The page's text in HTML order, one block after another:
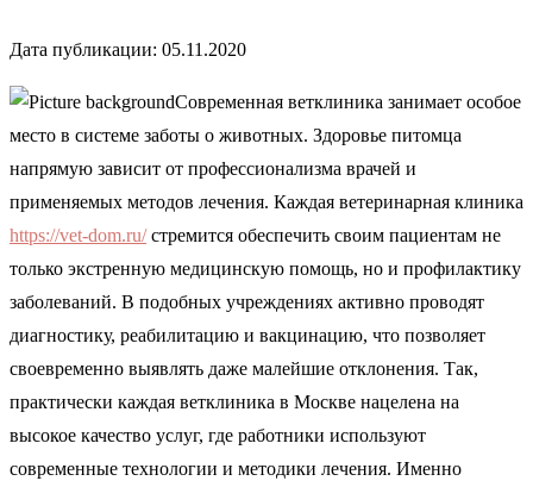
Дата публикации: 05.11.2020
Современная ветклиника занимает особое
место в системе заботы о животных. Здоровье питомца
напрямую зависит от профессионализма врачей и
применяемых методов лечения. Каждая ветеринарная клиника
https://vet-dom.ru/стремится обеспечить своим пациентам не
только экстренную медицинскую помощь, но и профилактику
заболеваний. В подобных учреждениях активно проводят
диагностику, реабилитацию и вакцинацию, что позволяет
своевременно выявлять даже малейшие отклонения. Так,
практически каждая ветклиника в Москве нацелена на
высокое качество услуг, где работники используют
современные технологии и методики лечения. Именно